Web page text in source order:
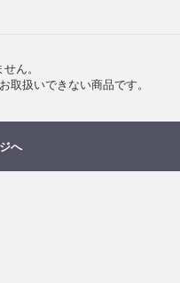
ん。
取扱いできない商品です。
へ